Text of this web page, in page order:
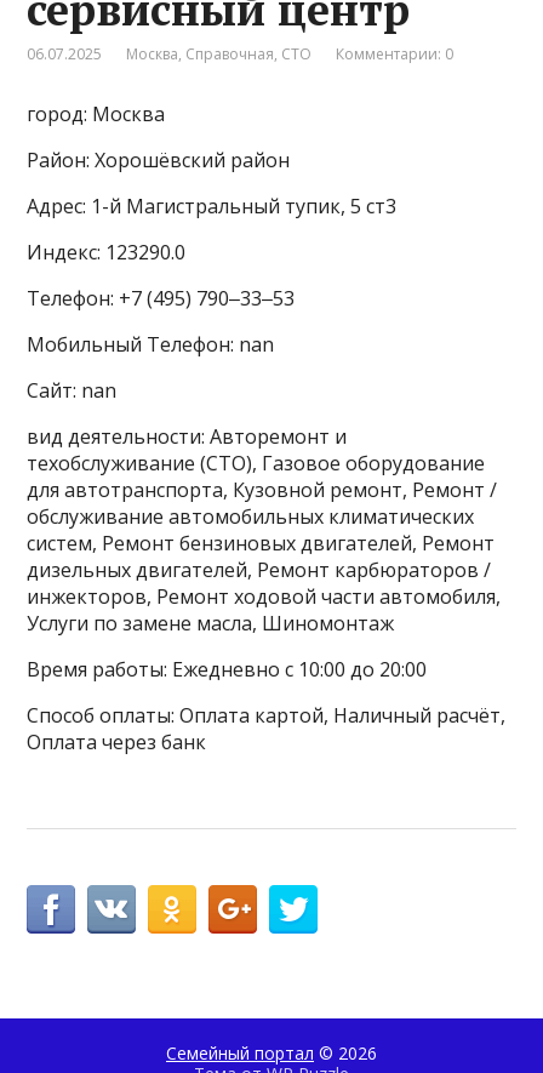
06.07.2025 Москва, Справочная, СТО Комментарии: 0
город: Москва
Район: Хорошёвский район
Адрес: 1-й Магистральный тупик, 5 ст3
Индекс: 123290.0
Телефон: +7 (495) 790‒33‒53
Мобильный Телефон: nan
Сайт: nan
вид деятельности: Авторемонт и
техобслуживание (СТО), Газовое оборудование
для автотранспорта, Кузовной ремонт, Ремонт /
обслуживание автомобильных климатических
систем, Ремонт бензиновых двигателей, Ремонт
дизельных двигателей, Ремонт карбюраторов /
инжекторов, Ремонт ходовой части автомобиля,
Услуги по замене масла, Шиномонтаж
Время работы: Ежедневно с 10:00 до 20:00
Способ оплаты: Оплата картой, Наличный расчёт,
Оплата через банк
Семейный портал © 2026